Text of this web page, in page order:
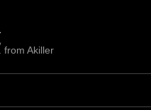
from Akiller